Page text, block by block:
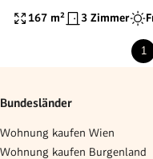
167 m² 3 Zimmer
1
Bundesländer
Wohnung kaufen Wien
Wohnung kaufen Burgenland